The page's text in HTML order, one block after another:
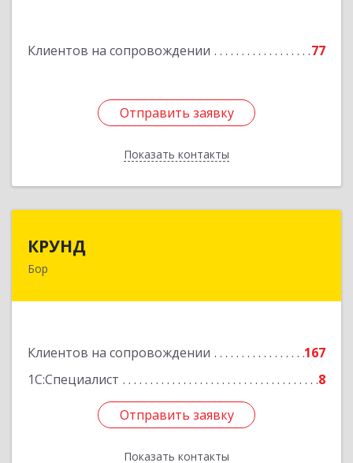
Клиентов на сопровождении 77
Отправить заявку
Показать контакты
Отправить заявку
Назад
КРУНД
Бор
Клиентов на сопровождении
167
1С:Специалист
8
Отправить заявку
Показать контакты
Отправить заявку
Назад